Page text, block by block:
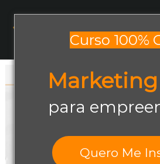
Curso 100%
para
Quero Me
Abrir negócio
Design Gráfico
Todos os posts